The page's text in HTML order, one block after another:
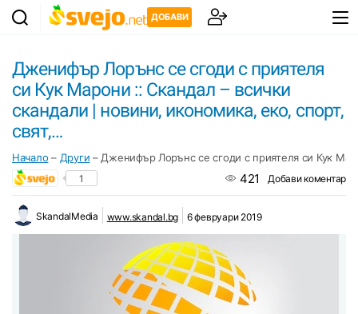
ДОБАВИ
Дженифър Лорънс се сгоди с приятеля
си Кук Марони :: Скандал – всички
скандали | новини, икономика, еко, спорт,
свят,…
Начало – Други – Дженифър Лорънс се сгоди с приятеля си Кук
1 421 Добави коментар
SkandalMedia www.skandal.bg 6 февруари 2019